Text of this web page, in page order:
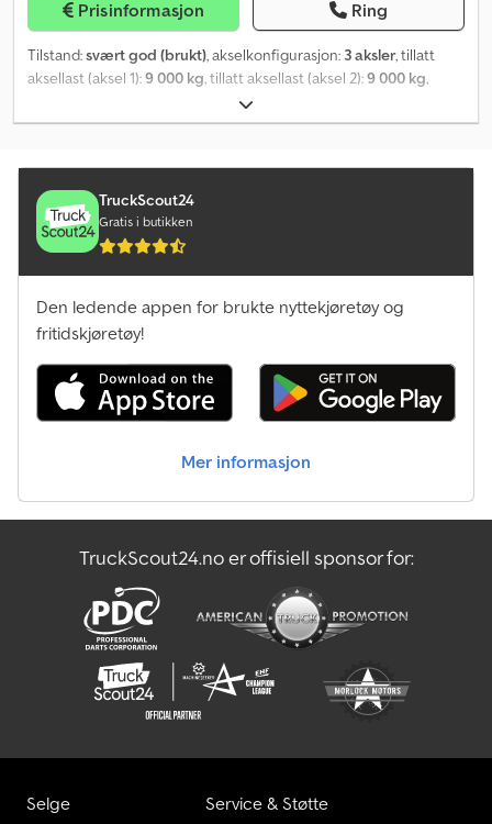
Prisinformasjon Ring
Tilstand:svært god (brukt), akselkonfigurasjon: 3 aksler, tillatt
aksellast (aksel 1):9 000 kg, tillatt aksellast (aksel 2):9 000 kg,
9 000 kg, første registrering:
total lengde:13 600 mm, total bredde:2 400 mm, total høyde:
Utstyr:kran,
TruckScout24
Gratis i butikken
Den ledende appen for brukte nyttekjøretøy og
fritidskjøretøy!
Mer informasjon
TruckScout24.no er offisiell sponsor for:
Selge Service & Støtte